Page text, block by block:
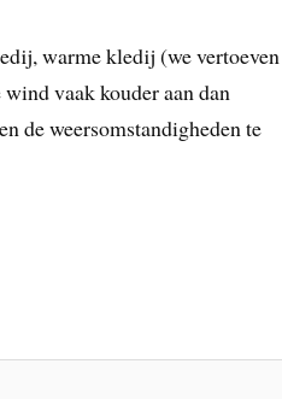
warme kledij (we vertoeven
vaak kouder aan dan
de weersomstandigheden te